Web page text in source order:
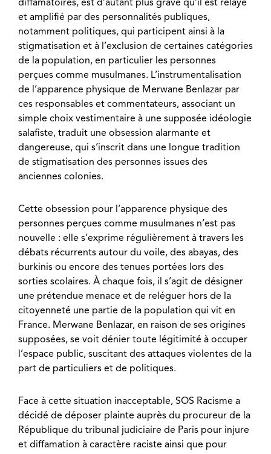
et amplifié par des personnalités publiques,
notamment politiques, qui participent ainsi à la
stigmatisation et à l’exclusion de certaines catégories
de la population, en particulier les personnes
perçues comme musulmanes. L’instrumentalisation
de l’apparence physique de Merwane Benlazar par
ces responsables et commentateurs, associant un
simple choix vestimentaire à une supposée idéologie
salafiste, traduit une obsession alarmante et
dangereuse, qui s’inscrit dans une longue tradition
de stigmatisation des personnes issues des
anciennes colonies.
Cette obsession pour l’apparence physique des
personnes perçues comme musulmanes n’est pas
nouvelle : elle s’exprime régulièrement à travers les
débats récurrents autour du voile, des abayas, des
burkinis ou encore des tenues portées lors des
sorties scolaires. À chaque fois, il s’agit de désigner
une prétendue menace et de reléguer hors de la
citoyenneté une partie de la population qui vit en
France. Merwane Benlazar, en raison de ses origines
supposées, se voit dénier toute légitimité à occuper
l’espace public, suscitant des attaques violentes de la
part de particuliers et de politiques.
Face à cette situation inacceptable, SOS Racisme a
décidé de déposer plainte auprès du procureur de la
République du tribunal judiciaire de Paris pour injure
et diffamation à caractère raciste ainsi que pour